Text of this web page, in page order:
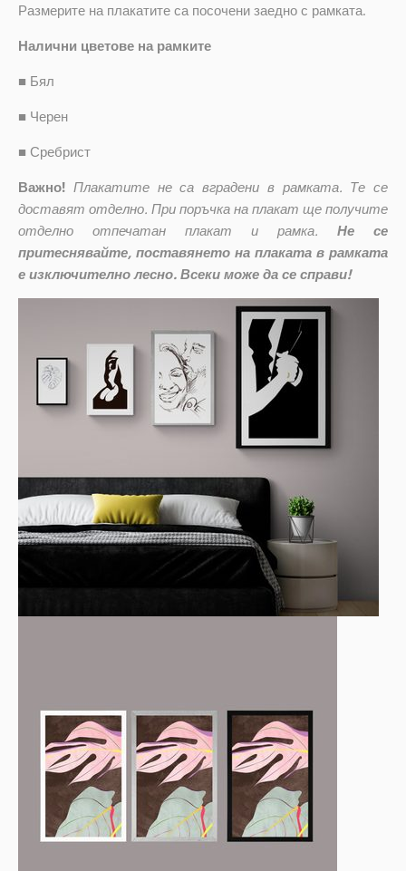
Размерите на плакатите са посочени заедно с рамката.
Налични цветове на рамките
■ Бял
■ Черен
■ Сребрист
Важно! Плакатите не са вградени в рамката. Те се
доставят отделно. При поръчка на плакат ще получите
отделно отпечатан плакат и рамка.
Не се
притеснявайте, поставянето на плаката в рамката
е изключително лесно. Всеки може да се справи!